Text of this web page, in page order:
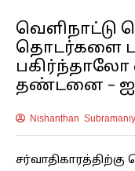
வெளிநாட்டு
தொடர்களை
தண்டனை –
Nishanthan